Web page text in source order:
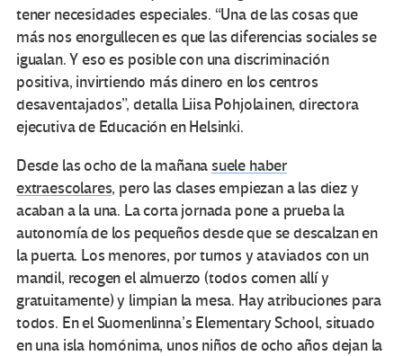
tener necesidades especiales. “Una de las cosas que
más nos enorgullecen es que las diferencias sociales se
igualan. Y eso es posible con una discriminación
positiva, invirtiendo más dinero en los centros
desaventajados”, detalla Liisa Pohjolainen, directora
ejecutiva de Educación en Helsinki.
Desde las ocho de la mañana suele haber
extraescolares, pero las clases empiezan a las diez y
acaban a la una. La corta jornada pone a prueba la
autonomía de los pequeños desde que se descalzan en
la puerta. Los menores, por turnos y ataviados con un
mandil, recogen el almuerzo (todos comen allí y
gratuitamente) y limpian la mesa. Hay atribuciones para
todos. En el Suomenlinna’s Elementary School, situado
en una isla homónima, unos niños de ocho años dejan la